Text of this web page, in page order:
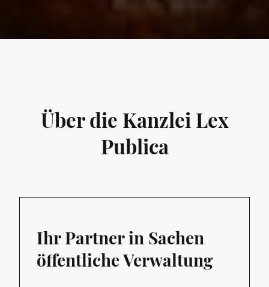
Über die Kanzlei Lex
Publica
Ihr Partner in Sachen
öffentliche Verwaltung